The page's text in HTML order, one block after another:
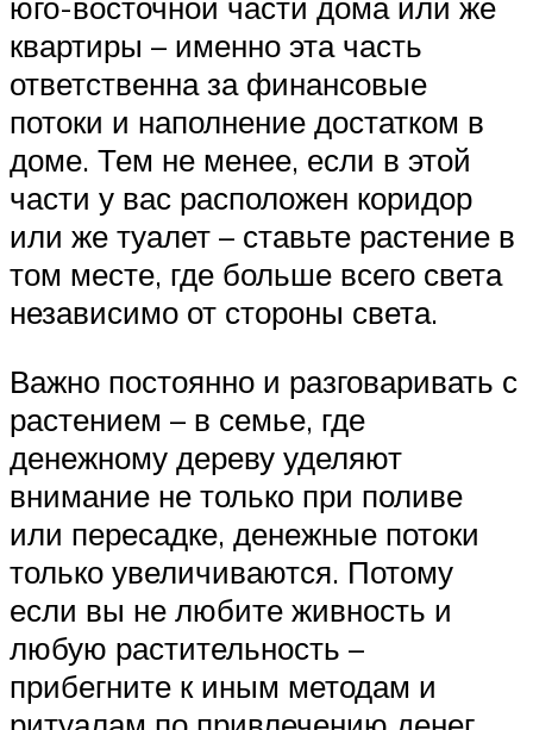
квартиры – именно эта часть
ответственна за финансовые
потоки и наполнение достатком в
доме. Тем не менее, если в этой
части у вас расположен коридор
или же туалет – ставьте растение в
том месте, где больше всего света
независимо от стороны света.
Важно постоянно и разговаривать с
растением – в семье, где
денежному дереву уделяют
внимание не только при поливе
или пересадке, денежные потоки
только увеличиваются. Потому
если вы не любите живность и
любую растительность –
прибегните к иным методам и